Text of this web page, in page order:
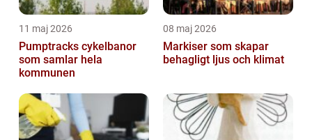
11 maj 2026
Pumptracks cykelbanor
som samlar hela
kommunen
08 maj 2026
Markiser som skapar
behagligt ljus och klimat